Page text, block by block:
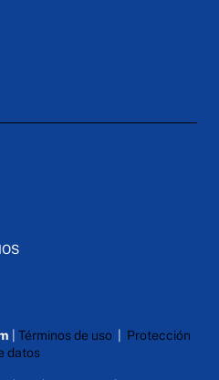
Términos de uso| Protección
datos